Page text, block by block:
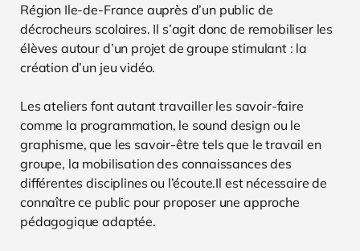
Région Ile-de-France auprès d’un public de
décrocheurs scolaires. Il s’agit donc de remobiliser les
élèves autour d’un projet de groupe stimulant : la
création d’un jeu vidéo.
Les ateliers font autant travailler les savoir-faire
comme la programmation, le sound design ou le
graphisme, que les savoir-être tels que le travail en
groupe, la mobilisation des connaissances des
différentes disciplines ou l’écoute.Il est nécessaire de
connaître ce public pour proposer une approche
pédagogique adaptée.